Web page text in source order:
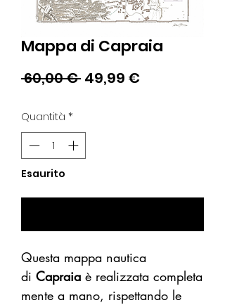
Mappa di Capraia
60,00 € Prezzo
49,99 €Prezzo
Quantità *
Esaurito
Questa mappa nautica
di Capraia è realizzata completa
mente a mano, rispettando le